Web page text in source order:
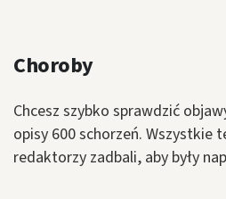
Choroby
Chcesz szybko sprawdzić
opisy 600 schorzeń. Wszystkie
redaktorzy zadbali, aby były